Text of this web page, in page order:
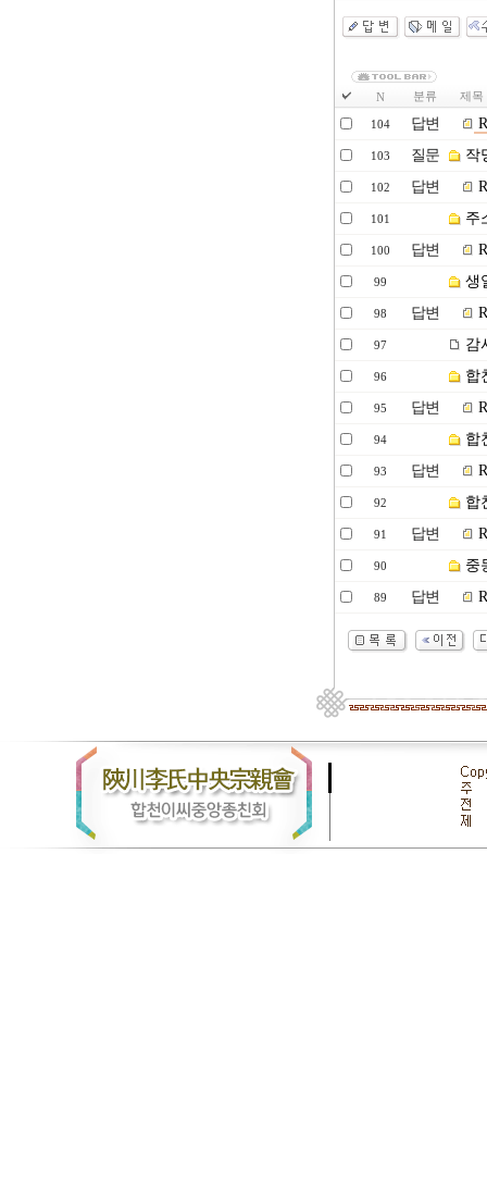
N 분류 제목
104 답변
103 질문 작
102 답변
101 주
100 답변
99 생
98 답변
97 감
96 합
95 답변
94 합
93 답변
92 합
91 답변
90 중
89 답변